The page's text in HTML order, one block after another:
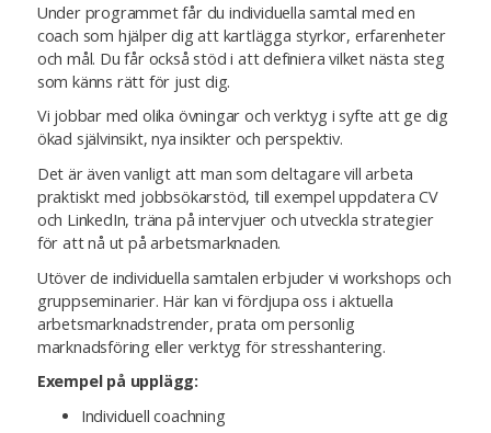
Under programmet får du individuella samtal med en
coach som hjälper dig att kartlägga styrkor, erfarenheter
och mål. Du får också stöd i att definiera vilket nästa steg
som känns rätt för just dig.
Vi jobbar med olika övningar och verktyg i syfte att ge dig
ökad självinsikt, nya insikter och perspektiv.
Det är även vanligt att man som deltagare vill arbeta
praktiskt med jobbsökarstöd, till exempel uppdatera CV
och LinkedIn, träna på intervjuer och utveckla strategier
för att nå ut på arbetsmarknaden.
Utöver de individuella samtalen erbjuder vi workshops och
gruppseminarier. Här kan vi fördjupa oss i aktuella
arbetsmarknadstrender, prata om personlig
marknadsföring eller verktyg för stresshantering.
Exempel på upplägg:
Individuell coachning